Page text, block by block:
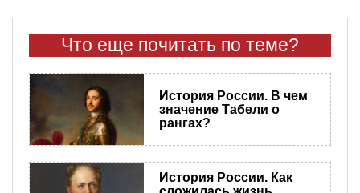
Что еще почитать по теме?
История России. В чем
значение Табели о
рангах?
История России. Как